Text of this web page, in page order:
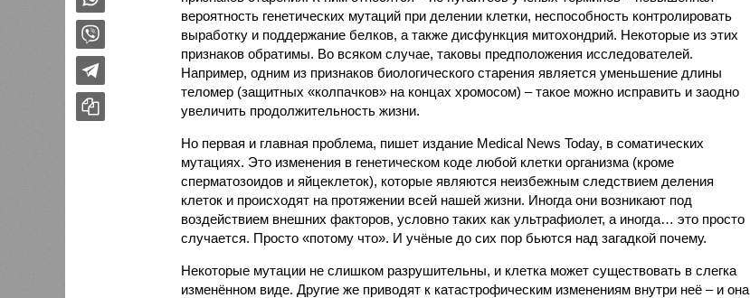
вероятность генетических мутаций при делении клетки, неспособность контролировать
выработку и поддержание белков, а также дисфункция митохондрий. Некоторые из этих
признаков обратимы. Во всяком случае, таковы предположения исследователей.
Например, одним из признаков биологического старения является уменьшение длины
теломер (защитных «колпачков» на концах хромосом) – такое можно исправить и заодно
увеличить продолжительность жизни.
Но первая и главная проблема, пишет издание Medical News Today, в соматических
мутациях. Это изменения в генетическом коде любой клетки организма (кроме
сперматозоидов и яйцеклеток), которые являются неизбежным следствием деления
клеток и происходят на протяжении всей нашей жизни. Иногда они возникают под
воздействием внешних факторов, условно таких как ультрафиолет, а иногда… это просто
случается. Просто «потому что». И учёные до сих пор бьются над загадкой почему.
Некоторые мутации не слишком разрушительны, и клетка может существовать в слегка
изменённом виде. Другие же приводят к катастрофическим изменениям внутри неё – и она